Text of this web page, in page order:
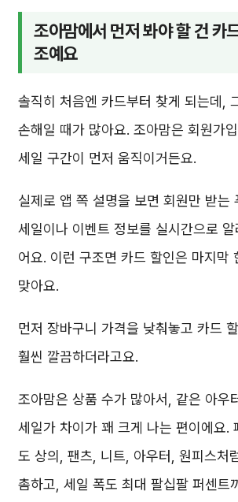
조아맘에서 먼저 봐야 할 건 카
조예요
솔직히 처음엔 카드부터 찾게 되는데,
손해일 때가 많아요. 조아맘은 회원가입
세일 구간이 먼저 움직이거든요.
실제로 앱 쪽 설명을 보면 회원만 받는
세일이나 이벤트 정보를 실시간으로
어요. 이런 구조면 카드 할인은 마지막
맞아요.
먼저 장바구니 가격을 낮춰놓고 카드
훨씬 깔끔하더라고요.
조아맘은 상품 수가 많아서, 같은 아우
세일가 차이가 꽤 크게 나는 편이에요.
도 상의, 팬츠, 니트, 아우터, 원피스처
촘하고, 세일 폭도 최대 팔십팔 퍼센트